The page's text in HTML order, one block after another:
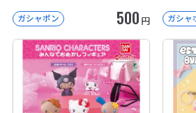
ガシャポン 500 円 ガシャ